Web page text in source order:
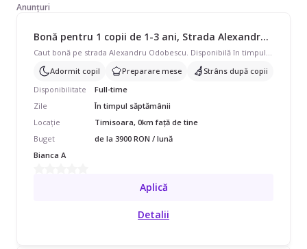
Anunțuri
Bonă pentru 1 copii de 1-3 ani, Strada Alexandru Odobescu, Full Time, începând cu 3900 lei/lună
Adormit copil
Preparare mese
Strâns după copii
Disponibilitate
Full-time
Zile
În timpul săptămânii
Locație
Timisoara, 0km față de tine
Buget
de la 3900 RON / lună
Bianca A
Aplică
Detalii